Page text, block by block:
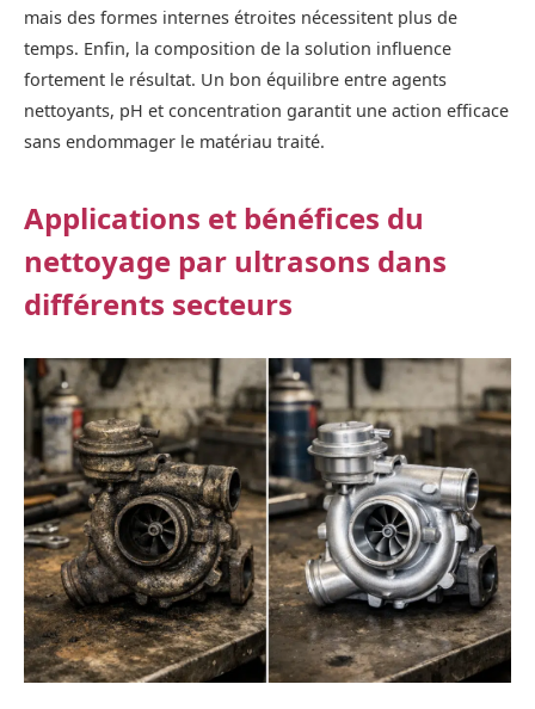
mais des formes internes étroites nécessitent plus de
temps. Enfin, la composition de la solution influence
fortement le résultat. Un bon équilibre entre agents
nettoyants, pH et concentration garantit une action efficace
sans endommager le matériau traité.
Applications et bénéfices du
nettoyage par ultrasons dans
différents secteurs